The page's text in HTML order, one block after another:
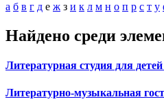
а б в г д е ж з и к л м н о п р с т у
Найдено среди
Литературная студия для
Литературно-музыкальная